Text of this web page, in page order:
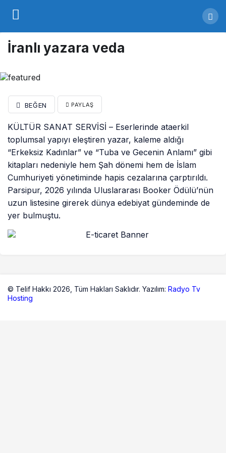
İranlı yazara veda
BEĞEN PAYLAŞ
KÜLTÜR SANAT SERVİSİ – Eserlerinde ataerkil
toplumsal yapıyı eleştiren yazar, kaleme aldığı
“Erkeksiz Kadınlar” ve “Tuba ve Gecenin Anlamı” gibi
kitapları nedeniyle hem Şah dönemi hem de İslam
Cumhuriyeti yönetiminde hapis cezalarına çarptırıldı.
Parsipur, 2026 yılında Uluslararası Booker Ödülü’nün
uzun listesine girerek dünya edebiyat gündeminde de
yer bulmuştu.
© Telif Hakkı 2026, Tüm Hakları Saklıdır. Yazılım: Radyo Tv
Hosting